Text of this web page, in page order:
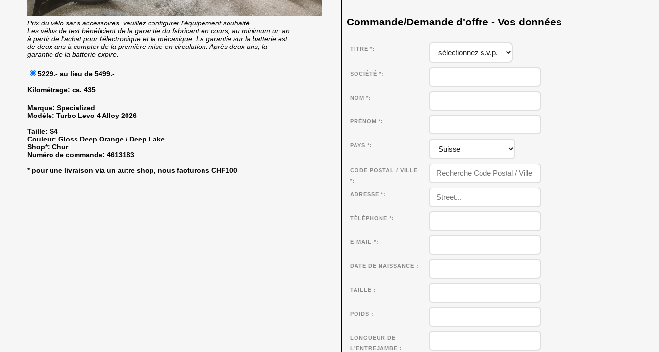
Prix du vélo sans accessoires, veuillez configurer l'équipement souhaité
Les vélos de test bénéficient de la garantie du fabricant en cours, au minimum un an
à partir de l'achat pour l'électronique et la mécanique. La garantie sur la batterie est
de deux ans à compter de la première mise en circulation. Après deux ans, la
garantie de la batterie expire.
5229.- au lieu de 5499.-
Kilométrage: ca. 435
Marque: Specialized
Modèle: Turbo Levo 4 Alloy 2026
Taille: S4
Couleur: Gloss Deep Orange / Deep Lake
Shop*: Chur
Numéro de commande: 4613183
* pour une livraison via un autre shop, nous facturons CHF100
Commande/Demande d'offre - Vos données
TITRE *
SOCIÉTÉ *
NOM *
PRÉNOM *
PAYS *
CODE POSTAL / VILLE
*
ADRESSE *
TÉLÉPHONE *
E-MAIL *
DATE DE NAISSANCE
TAILLE
POIDS
LONGUEUR DE
L'ENTREJAMBE